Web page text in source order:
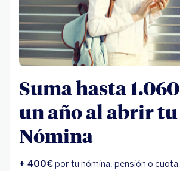
Suma hasta
un año al abrir
Nómina
+ 400€por tu nómina, pensión o